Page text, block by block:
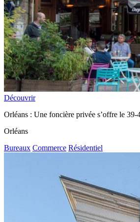
Découvrir
Orléans : Une foncière privée s’offre le 39-
Orléans
Bureaux Commerce Résidentiel